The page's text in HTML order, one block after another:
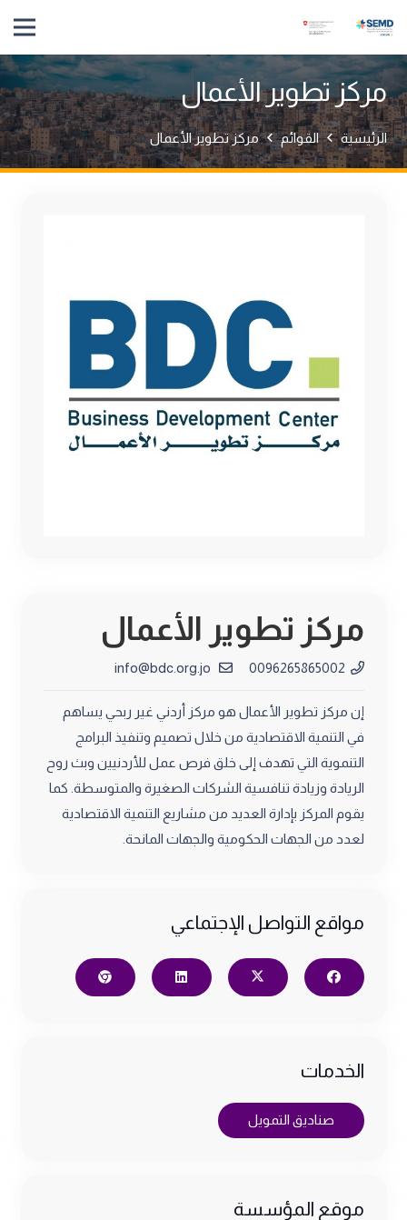
مركز تطوير الأعمال
الرئيسية القوائم مركز تطوير الأعمال
مركز تطوير الأعمال
0096265865002
إن مركز تطوير الأعمال هو مركز أردني غير ربحي يساهم
في التنمية الاقتصادية من خلال تصميم وتنفيذ البرامج
التنموية التي تهدف إلى خلق فرص عمل للأردنيين وبث روح
الريادة وزيادة تنافسية الشركات الصغيرة والمتوسطة. كما
يقوم المركز بإدارة العديد من مشاريع التنمية الاقتصادية
لعدد من الجهات الحكومية والجهات المانحة.
مواقع التواصل الإجتماعي
الخدمات
صناديق التمويل
موقع المؤسسة